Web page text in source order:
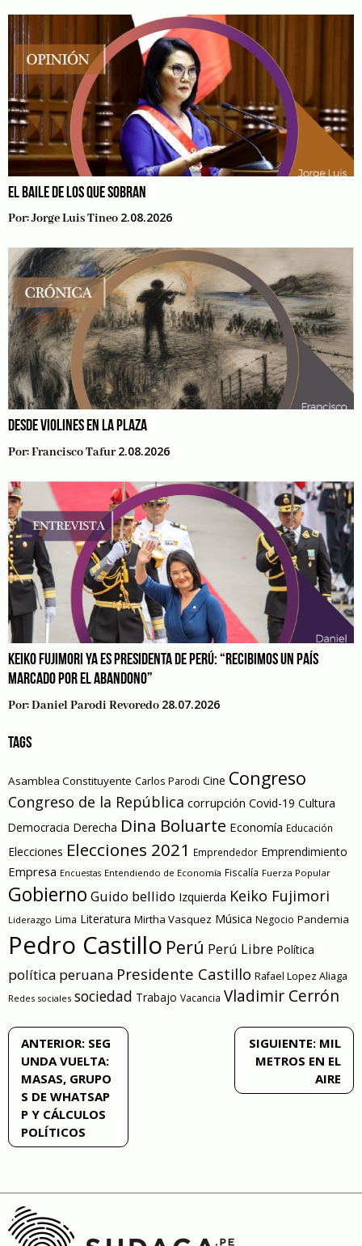
EL BAILE DE LOS QUE SOBRAN
Por:Jorge Luis Tineo 2.08.2026
DESDE VIOLINES EN LA PLAZA
Por:Francisco Tafur 2.08.2026
KEIKO FUJIMORI YA ES PRESIDENTA DE PERÚ: “RECIBIMOS UN PAÍS
MARCADO POR EL ABANDONO”
Por:Daniel Parodi Revoredo 28.07.2026
TAGS
Asamblea Constituyente Carlos Parodi Cine Congreso
Congreso de la República corrupción Covid-19 Cultura
Democracia Derecha Dina Boluarte Economía Educación
Elecciones Elecciones 2021 Emprendedor Emprendimiento
Empresa Encuestas Entendiendo de Economía Fiscalía Fuerza Popular
Gobierno Guido bellido Izquierda Keiko Fujimori
Liderazgo Lima Literatura Mirtha Vasquez Música Negocio Pandemia
Pedro Castillo Perú Perú Libre Política
política peruana Presidente Castillo Rafael Lopez Aliaga
Redes sociales sociedad Trabajo Vacancia Vladimir Cerrón
Navegación
de
entradas
ANTERIOR: SEG
UNDA VUELTA:
MASAS, GRUPO
S DE WHATSAP
P Y CÁLCULOS
POLÍTICOS
SIGUIENTE: MIL
METROS EN EL
AIRE